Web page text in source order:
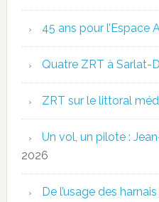
45 ans pour l’Espace
Quatre ZRT à Sarlat-
ZRT sur le littoral
Un vol, un pilote :
2026
De l’usage des